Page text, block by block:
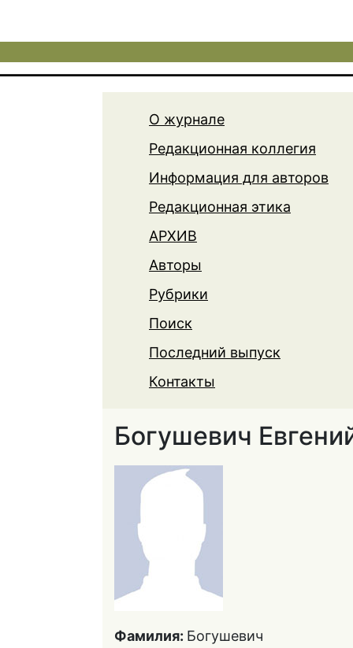
О журнале
Редакционная коллегия
Информация для авторов
Редакционная этика
АРХИВ
Авторы
Рубрики
Поиск
Последний выпуск
Контакты
Богушевич
Фамилия: Богушевич